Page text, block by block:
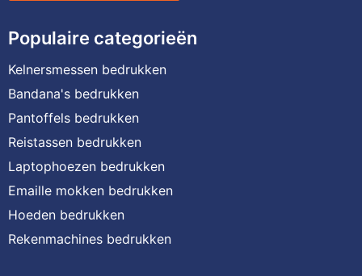
Populaire categorieën
Kelnersmessen bedrukken
Bandana's bedrukken
Pantoffels bedrukken
Reistassen bedrukken
Laptophoezen bedrukken
Emaille mokken bedrukken
Hoeden bedrukken
Rekenmachines bedrukken